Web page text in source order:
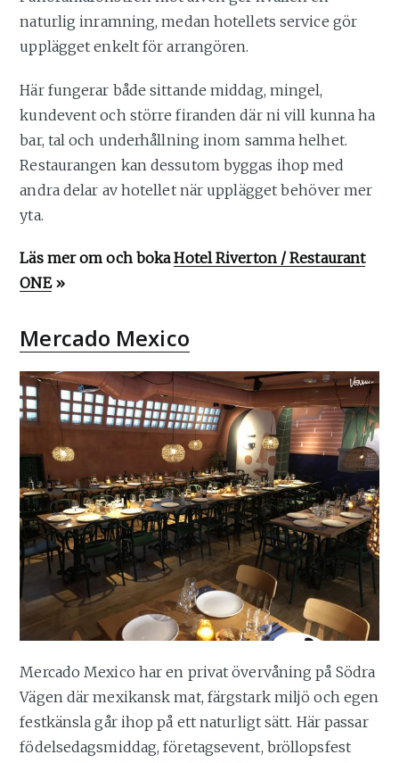
naturlig inramning, medan hotellets service gör
upplägget enkelt för arrangören.
Här fungerar både sittande middag, mingel,
kundevent och större firanden där ni vill kunna ha
bar, tal och underhållning inom samma helhet.
Restaurangen kan dessutom byggas ihop med
andra delar av hotellet när upplägget behöver mer
yta.
Läs mer om och bokaHotel Riverton / Restaurant
ONE»
Mercado Mexico
Mercado Mexico har en privat övervåning på Södra
Vägen där mexikansk mat, färgstark miljö och egen
festkänsla går ihop på ett naturligt sätt. Här passar
födelsedagsmiddag, företagsevent, bröllopsfest